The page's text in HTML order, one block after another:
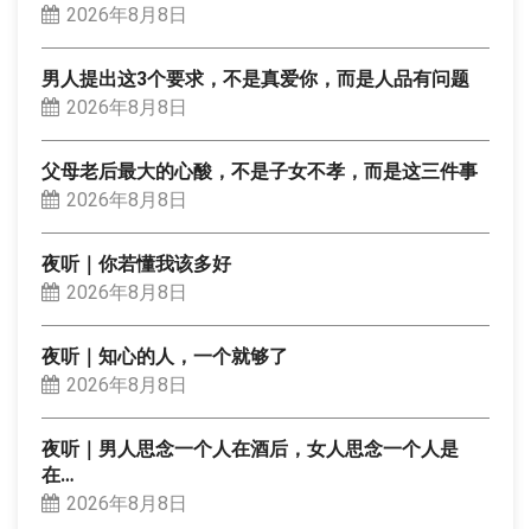
2026年8月8日
男人提出这3个要求，不是真爱你，而是人品有问题
2026年8月8日
父母老后最大的心酸，不是子女不孝，而是这三件事
2026年8月8日
夜听｜你若懂我该多好
2026年8月8日
夜听｜知心的人，一个就够了
2026年8月8日
夜听｜男人思念一个人在酒后，女人思念一个人是
在…
2026年8月8日